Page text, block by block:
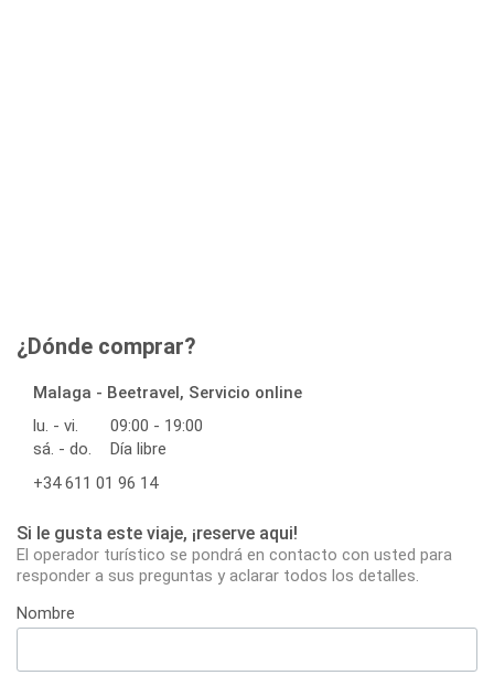
¿Dónde comprar?
Malaga - Beetravel, Servicio online
lu. - vi.
09:00 - 19:00
sá. - do.
Día libre
+34 611 01 96 14
Si le gusta este viaje, ¡reserve aqui!
El operador turístico se pondrá en contacto con usted para
responder a sus preguntas y aclarar todos los detalles.
Nombre